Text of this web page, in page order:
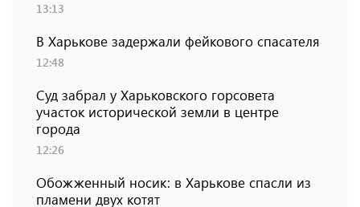
13:13
В Харькове задержали фейкового спасателя
12:48
Суд забрал у Харьковского горсовета
участок исторической земли в центре
города
12:26
Обожженный носик: в Харькове спасли из
пламени двух котят